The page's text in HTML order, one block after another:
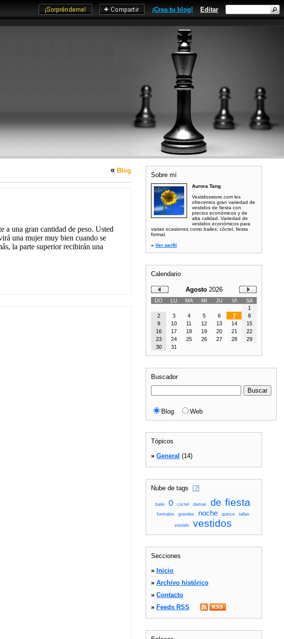
Editar
¡Crea tu blog!
« Blog
a una gran cantidad de peso. Usted
una mujer muy bien cuando se
la parte superior recibirán una
Sobre mí
Aurora Tang
Vestidosstore.com les
ofrecemos gran variedad de
vestidos de fiesta con
precios económicos y de
alta calidad. Variedad de
vestidos económicos para
varias ocasiones como bailes, cóctel, fiesta
formal,
» Ver perfil
Calendario
Agosto2026
DO LU MA MI JU VI
SA
1
2
3 4 5 6 7
8
9
10 11 12 13 14
15
16
17 18 19 20 21
22
23
24 25 26 27 28
29
30
31
Buscador
Blog Web
Tópicos
» General (14)
Nube de tags [?]
baile 0 coctel damas de fiesta
formales grandes noche quince tallas
vestido vestidos
Secciones
» Inicio
» Archivo histórico
» Contacto
» Feeds RSS